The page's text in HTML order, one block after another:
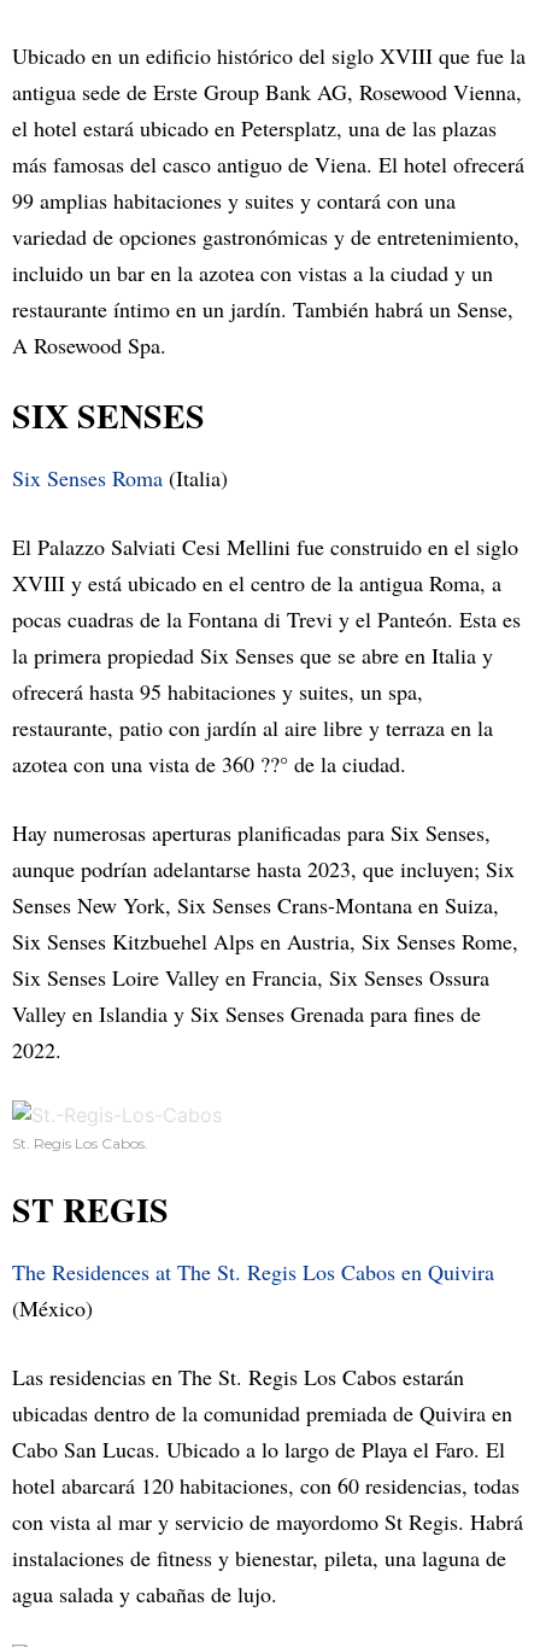
Ubicado en un edificio histórico del siglo XVIII que fue la
antigua sede de Erste Group Bank AG, Rosewood Vienna,
el hotel estará ubicado en Petersplatz, una de las plazas
más famosas del casco antiguo de Viena. El hotel ofrecerá
99 amplias habitaciones y suites y contará con una
variedad de opciones gastronómicas y de entretenimiento,
incluido un bar en la azotea con vistas a la ciudad y un
restaurante íntimo en un jardín. También habrá un Sense,
A Rosewood Spa.
SIX SENSES
Six Senses Roma (Italia)
El Palazzo Salviati Cesi Mellini fue construido en el siglo
XVIII y está ubicado en el centro de la antigua Roma, a
pocas cuadras de la Fontana di Trevi y el Panteón. Esta es
la primera propiedad Six Senses que se abre en Italia y
ofrecerá hasta 95 habitaciones y suites, un spa,
restaurante, patio con jardín al aire libre y terraza en la
azotea con una vista de 360 ??° de la ciudad.
Hay numerosas aperturas planificadas para Six Senses,
aunque podrían adelantarse hasta 2023, que incluyen; Six
Senses New York, Six Senses Crans-Montana en Suiza,
Six Senses Kitzbuehel Alps en Austria, Six Senses Rome,
Six Senses Loire Valley en Francia, Six Senses Ossura
Valley en Islandia y Six Senses Grenada para fines de
2022.
St. Regis Los Cabos.
ST REGIS
The Residences at The St. Regis Los Cabos en Quivira
(México)
Las residencias en The St. Regis Los Cabos estarán
ubicadas dentro de la comunidad premiada de Quivira en
Cabo San Lucas. Ubicado a lo largo de Playa el Faro. El
hotel abarcará 120 habitaciones, con 60 residencias, todas
con vista al mar y servicio de mayordomo St Regis. Habrá
instalaciones de fitness y bienestar, pileta, una laguna de
agua salada y cabañas de lujo.